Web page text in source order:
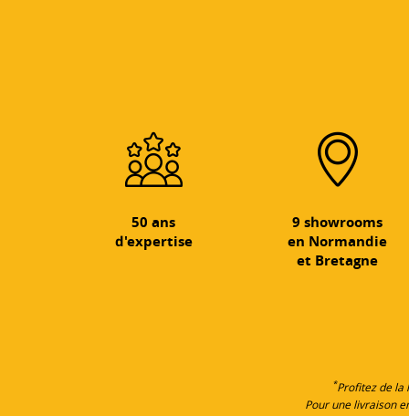
50 ans
d'expertise
9 showrooms
en Normandie
et Bretagne
*Profitez de la
Pour une livraison